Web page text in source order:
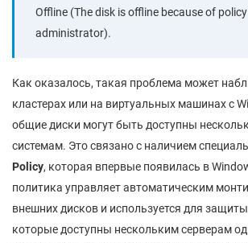
Offline (The disk is offline because of
administrator).
Как оказалось, такая проблема может
кластерах или на виртуальных машинах с
общие диски могут быть доступны
системам. Это связано с наличием
Policy, которая впервые появилась в
политика управляет автоматическим
внешних дисков и используется для
которые доступны нескольким серверам